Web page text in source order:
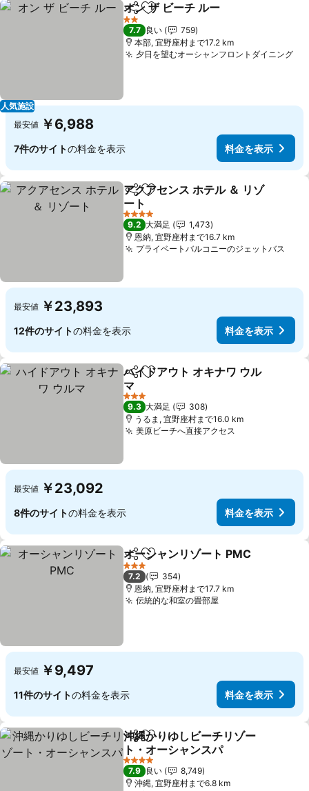
人気施設
シェアお気に入りに追加
オン ザ ビーチ ルー
2 ホテルのランク
7.7 良い
759
本部, 宜野座村まで17.2 km
夕日を望むオーシャンフロントダイニング
最安値 ￥6,988
7件のサイトの料金を表示 料金を表示
シェアお気に入りに追加
アクアセンス ホテル ＆ リゾ
ート
料金を表示
4 ホテルのランク
9.2 大満足
1,473
恩納, 宜野座村まで16.7 km
プライベートバルコニーのジェットバス
最安値 ￥23,893
12件のサイトの料金を表示 料金を表示
シェアお気に入りに追加
ハイドアウト オキナワ ウル
マ
料金を表示
3 ホテルのランク
9.3 大満足
308
うるま, 宜野座村まで16.0 km
美原ビーチへ直接アクセス
最安値 ￥23,092
8件のサイトの料金を表示 料金を表示
シェアお気に入りに追加
オーシャンリゾート PMC
3 ホテルのランク
7.2
354
恩納, 宜野座村まで17.7 km
伝統的な和室の畳部屋料金を表示
最安値 ￥9,497
11件のサイトの料金を表示 料金を表示
シェアお気に入りに追加
沖縄かりゆしビーチリゾー
ト・オーシャンスパ
料金を表示
4 ホテルのランク
7.9 良い
8,749
沖縄, 宜野座村まで6.8 km